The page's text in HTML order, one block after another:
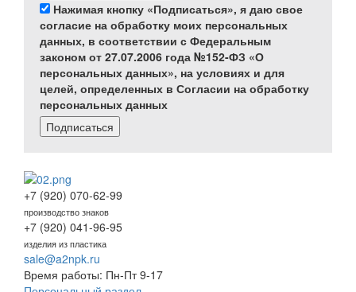
Нажимая кнопку «Подписаться», я даю свое
согласие на обработку моих персональных
данных, в соответствии с Федеральным
законом от 27.07.2006 года №152-ФЗ «О
персональных данных», на условиях и для
целей, определенных в Согласии на обработку
персональных данных
Подписаться
+7 (920) 070-62-99
производство знаков
+7 (920) 041-96-95
изделия из пластика
sale@a2npk.ru
Время работы: Пн-Пт 9-17